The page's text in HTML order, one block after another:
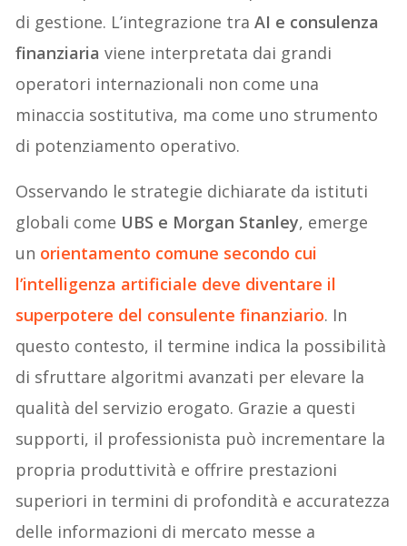
di gestione. L’integrazione traAI e consulenza
finanziaria viene interpretata dai grandi
operatori internazionali non come una
minaccia sostitutiva, ma come uno strumento
di potenziamento operativo.
Osservando le strategie dichiarate da istituti
globali come UBS e Morgan Stanley, emerge
un orientamento comune secondo cui
l’intelligenza artificiale deve diventare il
superpotere del consulente finanziario. In
questo contesto, il termine indica la possibilità
di sfruttare algoritmi avanzati per elevare la
qualità del servizio erogato. Grazie a questi
supporti, il professionista può incrementare la
propria produttività e offrire prestazioni
superiori in termini di profondità e accuratezza
delle informazioni di mercato messe a